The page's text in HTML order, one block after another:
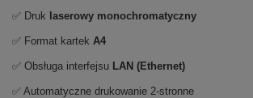
✅ Druk laserowy monochromatyczny
✅ Format kartek A4
✅ Obsługa interfejsu LAN (Ethernet)
✅ Automatyczne drukowanie 2-stronne